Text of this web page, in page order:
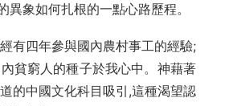
異象如何扎根的一點心路歷程。
有四年參與國內農村事工的經驗;
貧窮人的種子於我心中。神藉著
的中國文化科目吸引,這種渴望認